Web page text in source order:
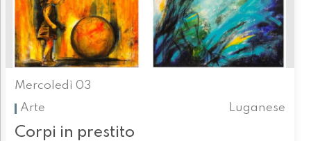
Mercoledì 03
Arte
Luganese
Corpi in prestito